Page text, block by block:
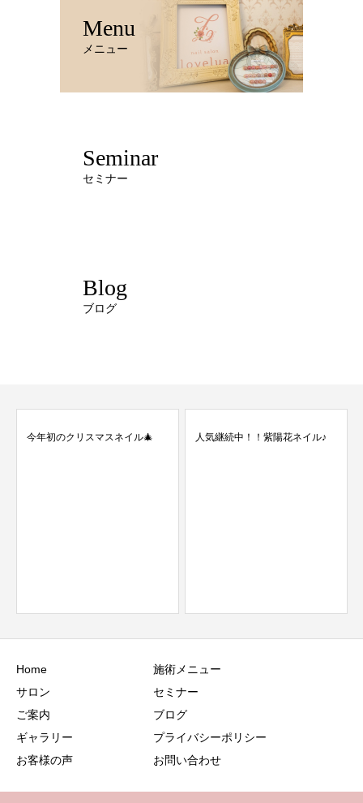
Menu
メニュー
Seminar
セミナー
Blog
ブログ
今年初のクリスマスネイル🎄 人気継続中！！紫陽花ネイル♪
Home
サロン
ご案内
ギャラリー
お客様の声
施術メニュー
セミナー
ブログ
プライバシーポリシー
お問い合わせ